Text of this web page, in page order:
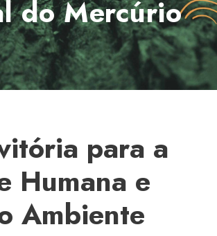
do Mercúrio
para a
Humana e
Ambiente